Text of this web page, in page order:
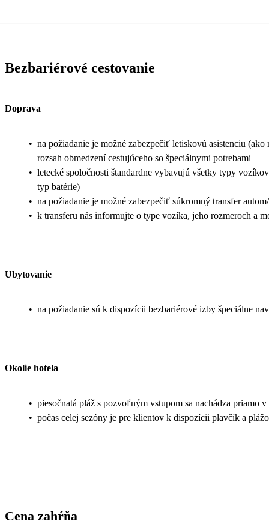
Bezbariérové cestovanie
Doprava
• na požiadanie je možné zabezpečiť letiskovú asistenciu
rozsah obmedzení cestujúceho so špeciálnymi potrebami
• letecké spoločnosti štandardne vybavujú všetky typy
typ batérie)
• na požiadanie je možné zabezpečiť súkromný transfer
• k transferu nás informujte o type vozíka, jeho rozmeroch a
Ubytovanie
• na požiadanie sú k dispozícii bezbariérové izby špeciálne
Okolie hotela
• piesočnatá pláž s pozvoľným vstupom sa nachádza priamo v
• počas celej sezóny je pre klientov k dispozícii plavčík a
Cena zahŕňa